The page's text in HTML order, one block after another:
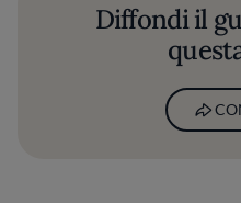
Diffondi il